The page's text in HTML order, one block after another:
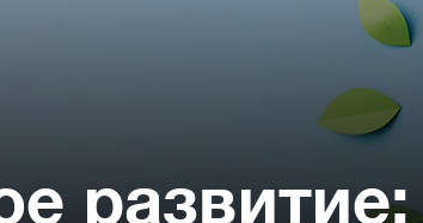
развитие: